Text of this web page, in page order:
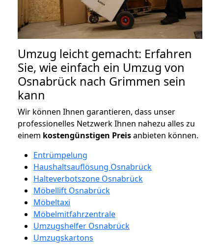
Umzug leicht gemacht: Erfahren
Sie, wie einfach ein Umzug von
Osnabrück nach Grimmen sein
kann
Wir können Ihnen garantieren, dass unser
professionelles Netzwerk Ihnen nahezu alles zu
einem kostengünstigen Preisanbieten können.
Entrümpelung
Haushaltsauflösung Osnabrück
Halteverbotszone Osnabrück
Möbellift Osnabrück
Möbeltaxi
Möbelmitfahrzentrale
Umzugshelfer Osnabrück
Umzugskartons